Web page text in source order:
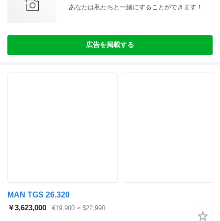
あなたは私たちと一緒にすることができます！
広告を掲載する
MAN TGS 26.320
￥3,623,000
€19,900 ≈ $22,990